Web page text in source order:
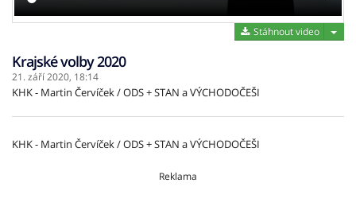
Stáhnout video
Krajské volby 2020
21. září 2020, 18:14
KHK - Martin Červíček / ODS + STAN a VÝCHODOČEŠI
KHK - Martin Červíček / ODS + STAN a VÝCHODOČEŠI
Reklama